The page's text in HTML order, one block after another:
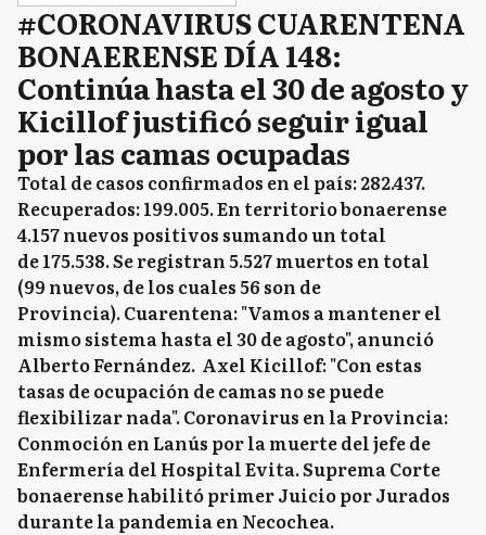
#CORONAVIRUS CUARENTENA
BONAERENSE DÍA 148:
Continúa hasta el 30 de agosto y
Kicillof justificó seguir igual
por las camas ocupadas
Total de casos confirmados en el país: 282.437.
Recuperados: 199.005. En territorio bonaerense
4.157 nuevos positivos sumando un total
de 175.538. Se registran 5.527 muertos en total
(99 nuevos, de los cuales 56 son de
Provincia). Cuarentena: "Vamos a mantener el
mismo sistema hasta el 30 de agosto", anunció
Alberto Fernández. Axel Kicillof: "Con estas
tasas de ocupación de camas no se puede
flexibilizar nada". Coronavirus en la Provincia:
Conmoción en Lanús por la muerte del jefe de
Enfermería del Hospital Evita. Suprema Corte
bonaerense habilitó primer Juicio por Jurados
durante la pandemia en Necochea.